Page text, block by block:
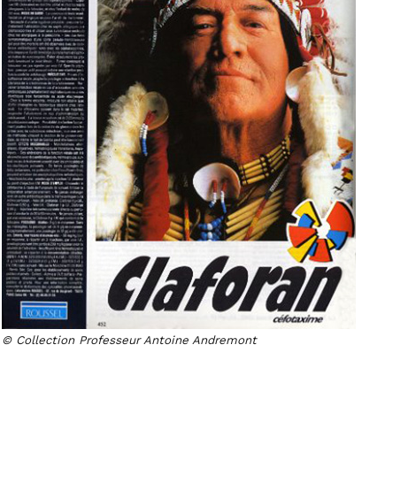
© Collection Professeur Antoine Andremont